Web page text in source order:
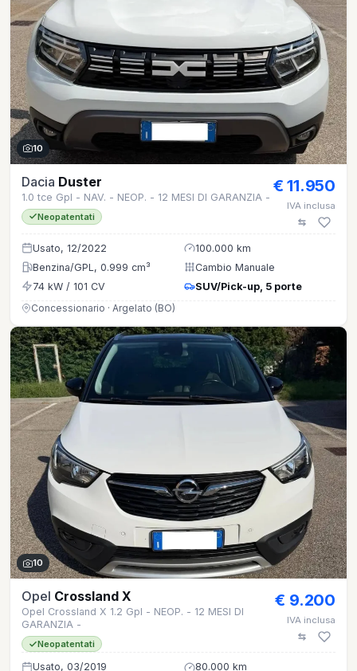
10
Dacia Duster
1.0 tce Gpl - NAV. - NEOP. - 12 MESI DI GARANZIA -
Neopatentati
€ 11.950
IVA inclusa
Usato, 12/2022
100.000 km
Benzina/GPL, 0.999 cm³
Cambio Manuale
74 kW / 101 CV
SUV/Pick-up, 5 porte
Concessionario · Argelato (BO)
10
Opel Crossland X
Opel Crossland X 1.2 Gpl - NEOP. - 12 MESI DI
GARANZIA -
Neopatentati
€ 9.200
IVA inclusa
Usato, 03/2019 80.000 km